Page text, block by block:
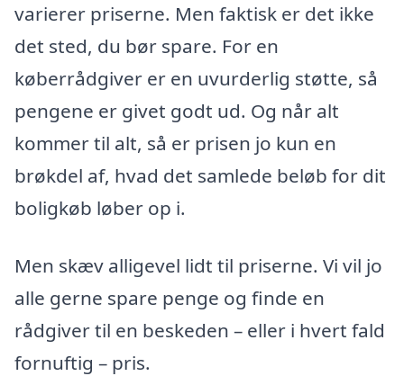
varierer priserne. Men faktisk er det ikke
det sted, du bør spare. For en
køberrådgiver er en uvurderlig støtte, så
pengene er givet godt ud. Og når alt
kommer til alt, så er prisen jo kun en
brøkdel af, hvad det samlede beløb for dit
boligkøb løber op i.
Men skæv alligevel lidt til priserne. Vi vil jo
alle gerne spare penge og finde en
rådgiver til en beskeden – eller i hvert fald
fornuftig – pris.